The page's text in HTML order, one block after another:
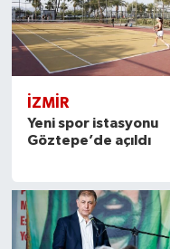
İZMIR
Yeni spor istasyonu
Göztepe’de açıldı